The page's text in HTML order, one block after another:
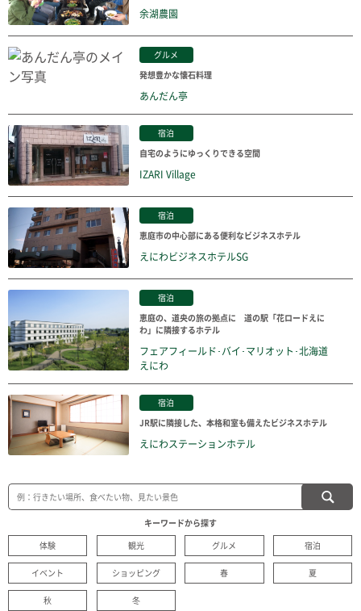
余湖農園
グルメ
発想豊かな懐石料理
あんだん亭
宿泊
自宅のようにゆっくりできる空間
IZARI Village
宿泊
恵庭市の中心部にある便利なビジネスホテル
えにわビジネスホテルSG
宿泊
恵庭の、道央の旅の拠点に 道の駅「花ロードえに
わ」に隣接するホテル
フェアフィールド･バイ･マリオット･北海道
えにわ
宿泊
JR駅に隣接した、本格和室も備えたビジネスホテル
えにわステーションホテル
キーワードから探す
体験
観光 グルメ 宿泊
イベント ショッピング 春 夏
秋 冬